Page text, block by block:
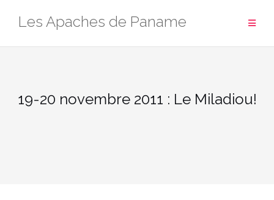
Les Apaches de Paname
19-20 novembre 2011 : Le Miladiou!